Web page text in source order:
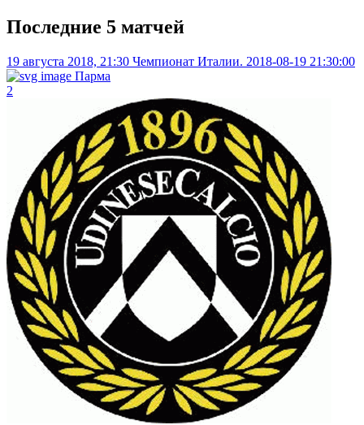
Последние 5 матчей
19 августа 2018, 21:30 Чемпионат Италии. 2018-08-19 21:30:00
Парма
2